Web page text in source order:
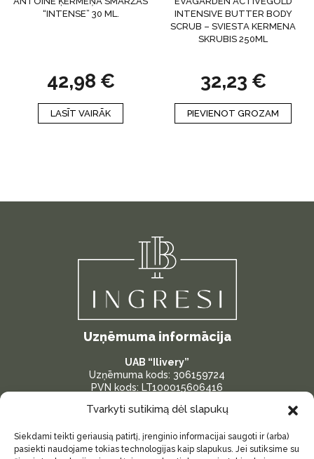
Tvarkyti sutikimą dėl slapukų
Siekdami teikti geriausią patirtį, įrenginio informacijai saugoti ir (arba)
pasiekti naudojame tokias technologijas kaip slapukus. Jei sutiksime su
“INTENSE” 30 ML.
42,98 €
LASĪT VAIRĀK
INTENSIVE BUTTER BODY
SCRUB – SVIESTA KERMENA
SKRUBIS 250ML
32,23 €
PIEVIENOT GROZAM
Uzņēmuma informācija
UAB “Ilivery”
Uzņēmuma kods: 306159724
PVN kods: LT100015606416
Adrese: Žardininku iela 23, Klaipėda, Lietuva
Svarīgas saites